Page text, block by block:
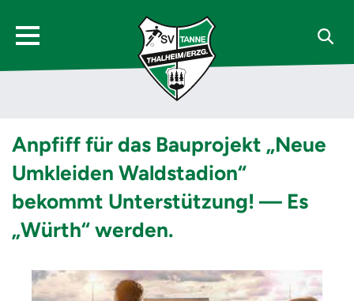
Anpfiff für das Bauprojekt „Neue
Umkleiden Waldstadion“
bekommt Unterstützung! — Es
„Würth“ werden.